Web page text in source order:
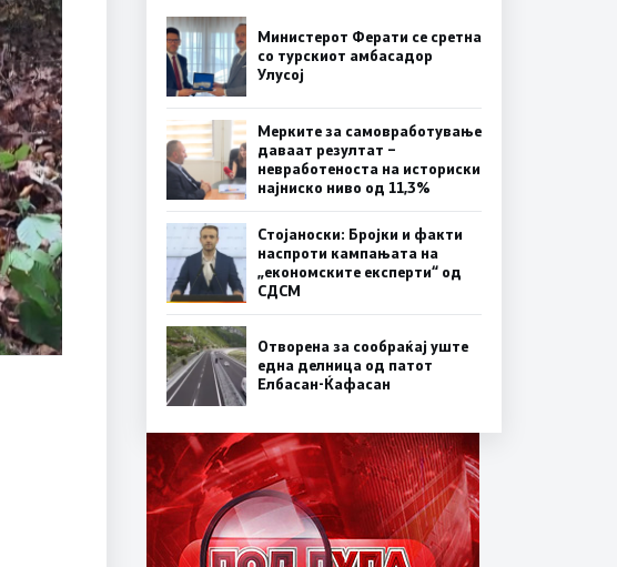
Министерот Ферати се сретна
со турскиот амбасадор
Улусој
Мерките за самовработување
даваат резултат –
невработеноста на историски
најниско ниво од 11,3%
Стојаноски: Бројки и факти
наспроти кампањата на
„економските експерти“ од
СДСM
Отворена за сообраќај уште
една делница од патот
Елбасан-Ќафасан